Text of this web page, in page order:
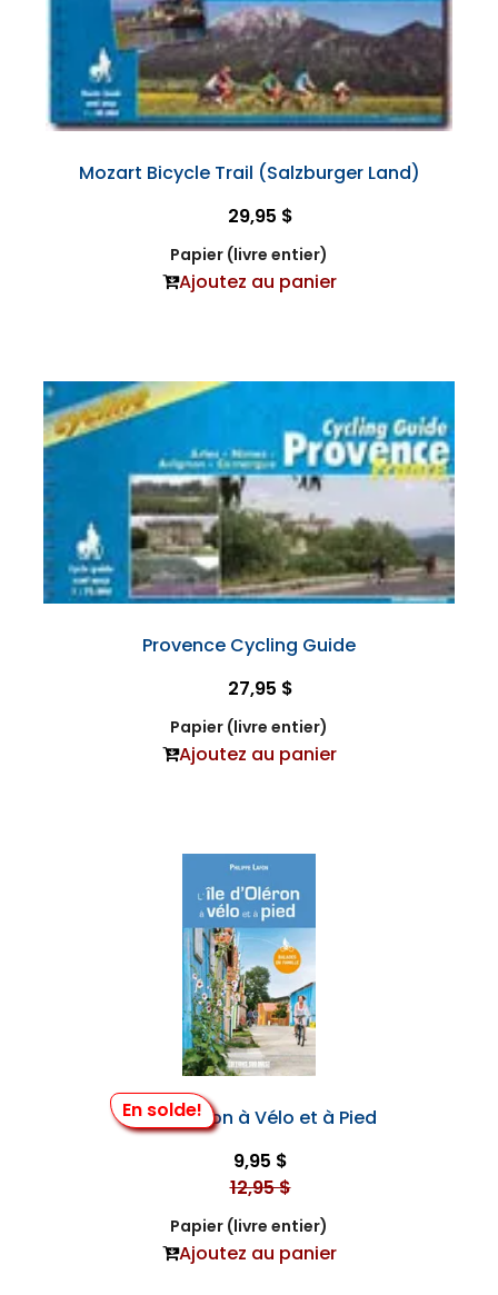
Mozart Bicycle Trail (Salzburger Land)
29,95 $
Papier (livre entier)
Ajoutez au panier
Provence Cycling Guide
27,95 $
Papier (livre entier)
Ajoutez au panier
En solde!
L’île D’oléron à Vélo et à Pied
9,95 $
12,95 $
Papier (livre entier)
Ajoutez au panier